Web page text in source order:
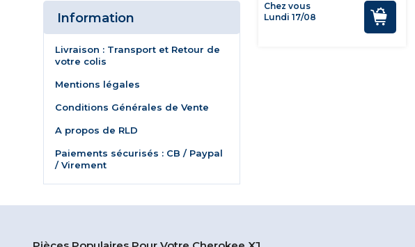
Information
Livraison : Transport et Retour de
votre colis
Mentions légales
Conditions Générales de Vente
A propos de RLD
Paiements sécurisés : CB / Paypal
/ Virement
Chez vous
Lundi 17/08